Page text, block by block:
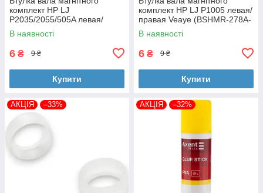
комплект HP LJ
P2035/2055/505A левая/
правая Veaye (BSHMR-505A-
VE)
В наявності
6 ₴ 9 ₴
Купити
комплект HP LJ P1005 левая/
правая Veaye (BSHMR-278A-
VE)
В наявності
6 ₴ 9 ₴
Купити
АКЦІЯ –33% АКЦІЯ –32%